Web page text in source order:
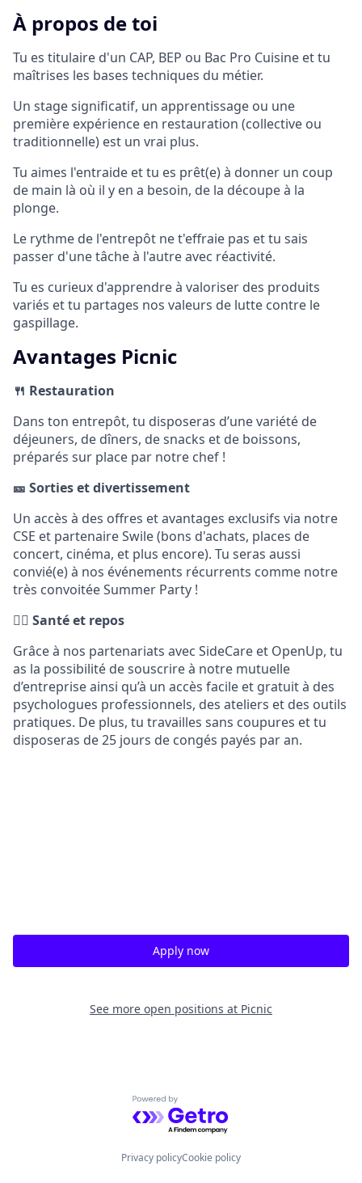
À propos de toi
Tu es titulaire d'un CAP, BEP ou Bac Pro Cuisine et tu
maîtrises les bases techniques du métier.
Un stage significatif, un apprentissage ou une
première expérience en restauration (collective ou
traditionnelle) est un vrai plus.
Tu aimes l'entraide et tu es prêt(e) à donner un coup
de main là où il y en a besoin, de la découpe à la
plonge.
Le rythme de l'entrepôt ne t'effraie pas et tu sais
passer d'une tâche à l'autre avec réactivité.
Tu es curieux d'apprendre à valoriser des produits
variés et tu partages nos valeurs de lutte contre le
gaspillage.
Avantages Picnic
🍴 Restauration
Dans ton entrepôt, tu disposeras d’une variété de
déjeuners, de dîners, de snacks et de boissons,
préparés sur place par notre chef !
🎫 Sorties et divertissement
Un accès à des offres et avantages exclusifs via notre
CSE et partenaire Swile (bons d'achats, places de
concert, cinéma, et plus encore). Tu seras aussi
convié(e) à nos événements récurrents comme notre
très convoitée Summer Party !
👨‍⚕️ Santé et repos
Grâce à nos partenariats avec SideCare et OpenUp, tu
as la possibilité de souscrire à notre mutuelle
d’entreprise ainsi qu’à un accès facile et gratuit à des
psychologues professionnels, des ateliers et des outils
pratiques. De plus, tu travailles sans coupures et tu
disposeras de 25 jours de congés payés par an.
Apply now
See more open positions at Picnic
Powered by Getro.com
Privacy policyCookie policy